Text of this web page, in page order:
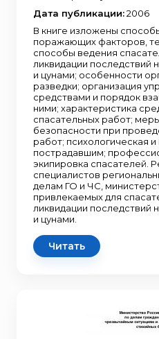
Дата публикации:2006
В книге изложены
поражающих факторов,
способы ведения
ликвидации последствий
и цунами; особенности
разведки; организация
средствами и порядок
ними; характеристика
спасательных работ;
безопасности при
работ; психологическая
пострадавшим;
экипировка спасателей.
специалистов
делам ГО и ЧС,
привлекаемых для
ликвидации последствий
и цунами.
Читать